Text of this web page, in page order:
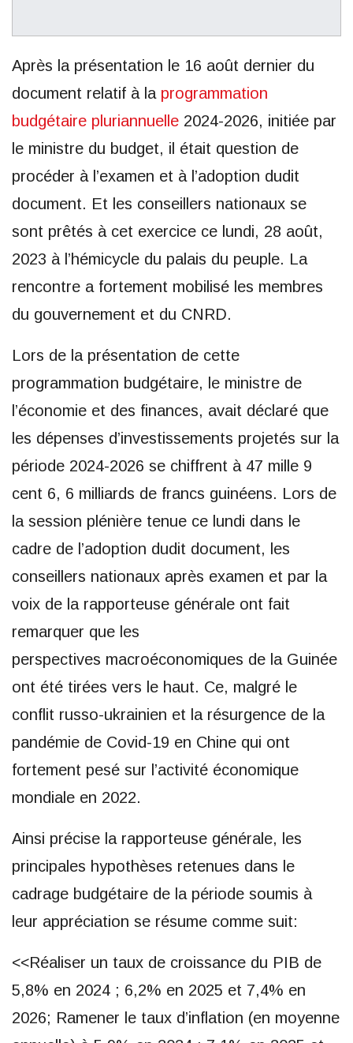
Après la présentation le 16 août dernier du
document relatif à la programmation
budgétaire pluriannuelle 2024-2026, initiée par
le ministre du budget, il était question de
procéder à l’examen et à l’adoption dudit
document. Et les conseillers nationaux se
sont prêtés à cet exercice ce lundi, 28 août,
2023 à l’hémicycle du palais du peuple. La
rencontre a fortement mobilisé les membres
du gouvernement et du CNRD.
Lors de la présentation de cette
programmation budgétaire, le ministre de
l’économie et des finances, avait déclaré que
les dépenses d’investissements projetés sur la
période 2024-2026 se chiffrent à 47 mille 9
cent 6, 6 milliards de francs guinéens. Lors de
la session plénière tenue ce lundi dans le
cadre de l’adoption dudit document, les
conseillers nationaux après examen et par la
voix de la rapporteuse générale ont fait
remarquer que les
perspectives macroéconomiques de la Guinée
ont été tirées vers le haut. Ce, malgré le
conflit russo-ukrainien et la résurgence de la
pandémie de Covid-19 en Chine qui ont
fortement pesé sur l’activité économique
mondiale en 2022.
Ainsi précise la rapporteuse générale, les
principales hypothèses retenues dans le
cadrage budgétaire de la période soumis à
leur appréciation se résume comme suit:
<<Réaliser un taux de croissance du PIB de
5,8% en 2024 ; 6,2% en 2025 et 7,4% en
2026; Ramener le taux d’inflation (en moyenne